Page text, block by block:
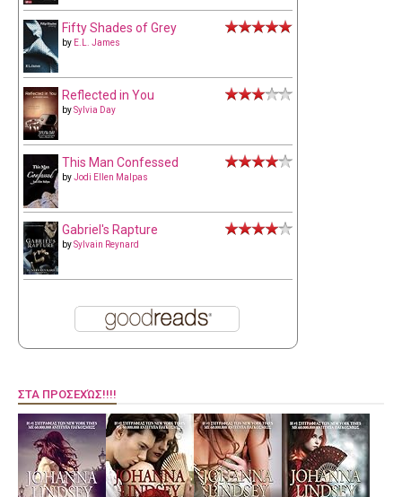
Fifty Shades of Grey
by E.L. James
Reflected in You
bySylvia Day
This Man Confessed
byJodi Ellen Malpas
Gabriel's Rapture
bySylvain Reynard
ΣΤΑ ΠΡΟΣΕΧΏΣ!!!!